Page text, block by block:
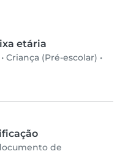
etária
• Criança (Pré-escolar) •
de